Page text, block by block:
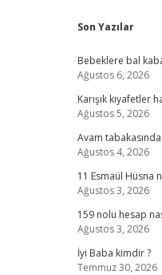
Son Yazılar
Bebeklere bal
Ağustos 6, 2026
Karışık
Ağustos 5, 2026
Avam
Ağustos 4, 2026
11 Esmaül Hüsna
Ağustos 3, 2026
159 nolu hesap
Ağustos 3, 2026
İyi Baba kimdir ?
Temmuz 30, 2026